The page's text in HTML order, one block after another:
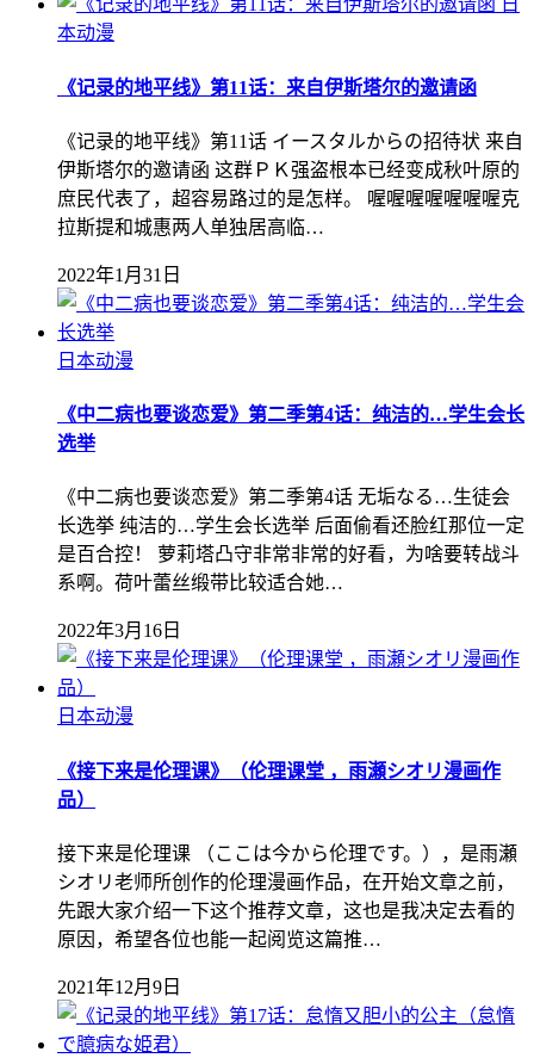
日
本动漫
《记录的地平线》第11话：来自伊斯塔尔的邀请函
《记录的地平线》第11话 イースタルからの招待状 来自
伊斯塔尔的邀请函 这群ＰＫ强盗根本已经变成秋叶原的
庶民代表了，超容易路过的是怎样。 喔喔喔喔喔喔喔克
拉斯提和城惠两人单独居高临…
2022年1月31日
日本动漫
《中二病也要谈恋爱》第二季第4话：纯洁的…学生会长
选举
《中二病也要谈恋爱》第二季第4话 无垢なる…生徒会
长选挙 纯洁的…学生会长选举 后面偷看还脸红那位一定
是百合控！ 萝莉塔凸守非常非常的好看，为啥要转战斗
系啊。荷叶蕾丝缎带比较适合她…
2022年3月16日
日本动漫
《接下来是伦理课》（伦理课堂 ，雨瀬シオリ漫画作
品）
接下来是伦理课 （ここは今から伦理です。），是雨瀬
シオリ老师所创作的伦理漫画作品，在开始文章之前，
先跟大家介绍一下这个推荐文章，这也是我决定去看的
原因，希望各位也能一起阅览这篇推…
2021年12月9日